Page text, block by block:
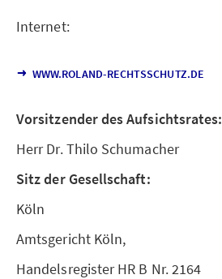
Internet:
WWW.ROLAND-RECHTSSCHUTZ.DE
Vorsitzender des Aufsichtsrates:
Herr Dr. Thilo Schumacher
Sitz der Gesellschaft:
Köln
Amtsgericht Köln,
Handelsregister HR B Nr. 2164